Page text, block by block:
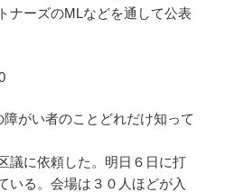
ナーズのMLなどを通して公表
がい者のことどれだけ知って
議に依頼した。明日６日に打
いる。会場は３０人ほどが入